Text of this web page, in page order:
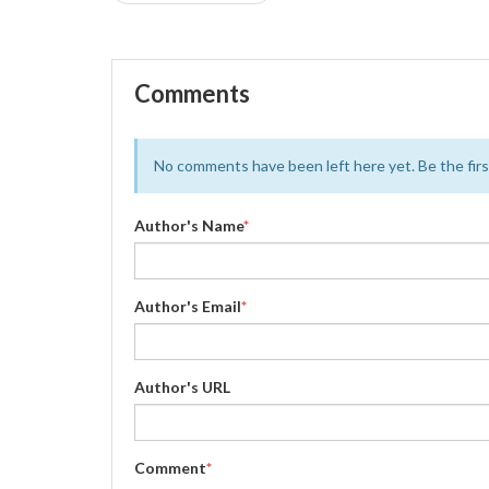
Comments
No comments have been left here yet. Be the
Author's Name*
Author's Email*
Author's URL
Comment*